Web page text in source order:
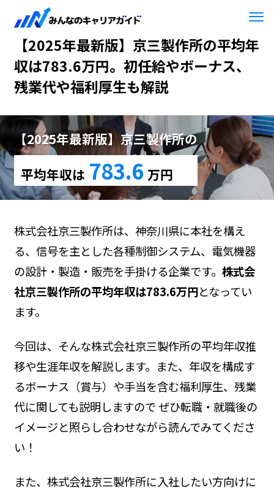
HOME 【2025年最新版】京三製作所
【2025年最新版】京三製作所の平均年
収は783.6万円。初任給やボーナス、
残業代や福利厚生も解説
【2025年最新版】京三製作所の
平均年収は 783.6 万円
株式会社京三製作所は、神奈川県に本社を構え
る、信号を主とした各種制御システム、電気機器
の設計・製造・販売を手掛ける企業です。 株式会
社京三製作所の平均年収は783.6万円となってい
ます。
今回は、そんな株式会社京三製作所の平均年収推
移や生涯年収を解説します。また、年収を構成す
るボーナス（賞与）や手当を含む福利厚生、残業
代に関しても説明しますので ぜひ転職・就職後の
イメージと照らし合わせながら読んでみてくださ
い！
また、株式会社京三製作所に入社したい方向けに